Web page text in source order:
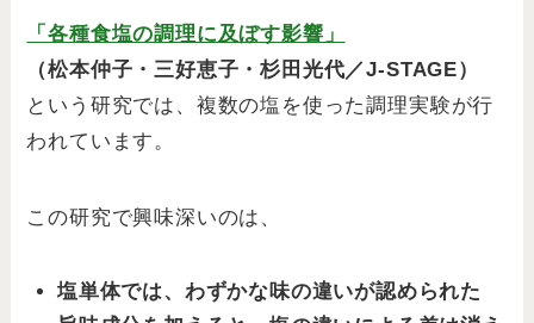
「各種食塩の調理に及ぼす影響」
（松本仲子・三好恵子・杉田光代／J-STAGE）
という研究では、複数の塩を使った調理実験が行
われています。
この研究で興味深いのは、
塩単体では、わずかな味の違いが認められた